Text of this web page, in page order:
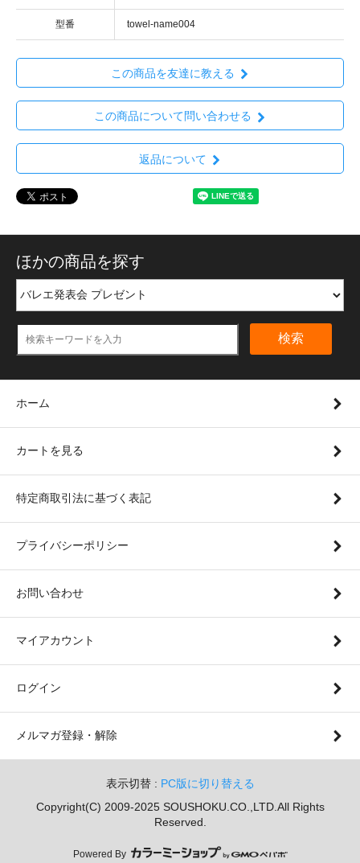
型番 towel-name004
この商品を友達に教える
この商品について問い合わせる
返品について
ほかの商品を探す
検索
ホーム
カートを見る
特定商取引法に基づく表記
プライバシーポリシー
お問い合わせ
マイアカウント
ログイン
メルマガ登録・解除
表示切替 : PC版に切り替える
Copyright(C) 2009-2025 SOUSHOKU.CO.,LTD.All Rights
Reserved.
Powered By